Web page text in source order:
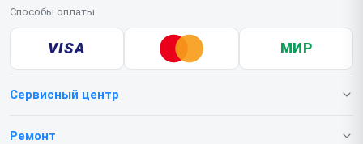
Способы оплаты
VISA МИР
Сервисный центр
О нашем сервисе
Ремонт